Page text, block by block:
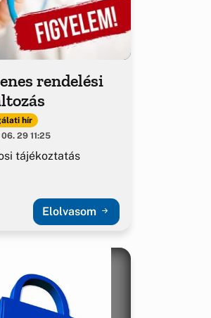
rendelési
hír
29 11:25
tájékoztatás
Elolvasom